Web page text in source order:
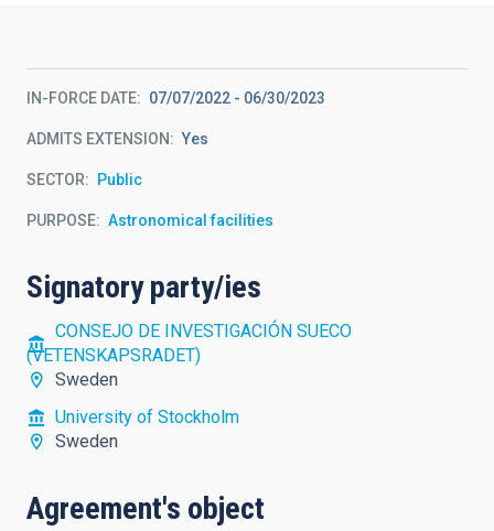
IN-FORCE DATE 07/07/2022 - 06/30/2023
ADMITS EXTENSION Yes
SECTOR Public
PURPOSE Astronomical facilities
Signatory party/ies
CONSEJO DE INVESTIGACIÓN SUECO
(VETENSKAPSRADET)
Sweden
University of Stockholm
Sweden
Agreement's object